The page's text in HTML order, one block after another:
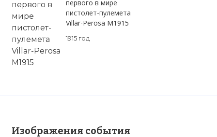
первого в мире
пистолет-пулемета
Villar-Perosa M1915
1915 год
Изображения события
Вернуться в статью:Землетрясение в Италии